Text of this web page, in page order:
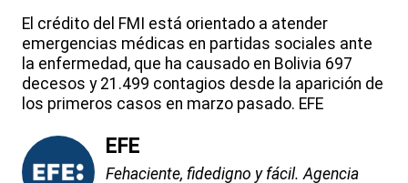
El crédito del FMI está orientado a atender
emergencias médicas en partidas sociales ante
la enfermedad, que ha causado en Bolivia 697
decesos y 21.499 contagios desde la aparición de
los primeros casos en marzo pasado. EFE
EFE
Fehaciente, fidedigno y fácil. Agencia